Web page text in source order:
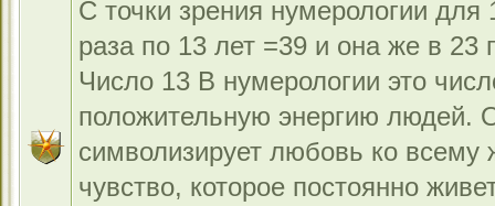
С точки зрения нумерологии для
раза по 13 лет =39 и она же в 23
Число 13 В нумерологии это
положительную энергию людей.
символизирует любовь ко всему
чувство, которое постоянно